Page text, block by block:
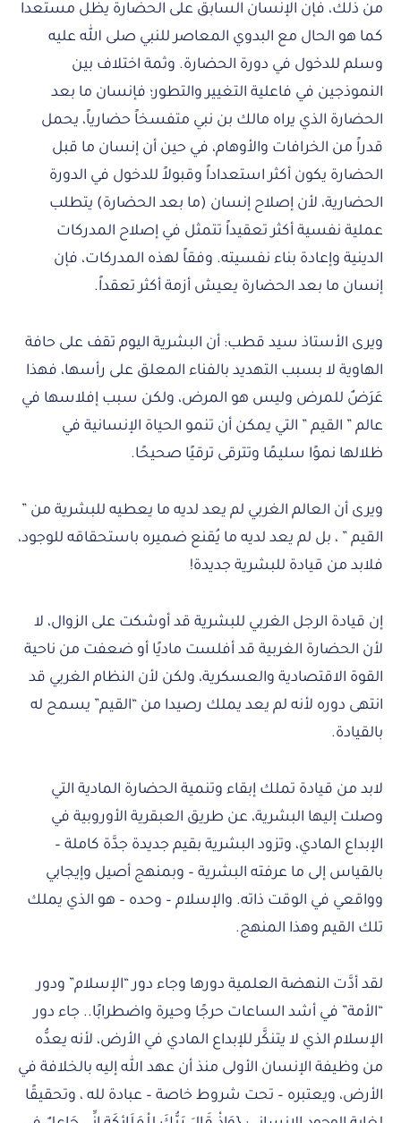
من ذلك، فإن الإنسان السابق على الحضارة يظل مستعدا
كما هو الحال مع البدوي المعاصر للنبي صلى الله عليه
وسلم للدخول في دورة الحضارة. وثمة اختلاف بين
النموذجين في فاعلية التغيير والتطور؛ فإنسان ما بعد
الحضارة الذي يراه مالك بن نبي متفسخاً حضارياً، يحمل
قدراً من الخرافات والأوهام، في حين أن إنسان ما قبل
الحضارة يكون أكثر استعداداً وقبولاً للدخول في الدورة
الحضارية، لأن إصلاح إنسان (ما بعد الحضارة) يتطلب
عملية نفسية أكثر تعقيداً تتمثل في إصلاح المدركات
الدينية وإعادة بناء نفسيته. وفقاً لهذه المدركات، فإن
إنسان ما بعد الحضارة يعيش أزمة أكثر تعقداً.
ويرى الأستاذ سيد قطب: أن البشرية اليوم تقف على حافة
الهاوية لا بسبب التهديد بالفناء المعلق على رأسها، فهذا
عَرَضٌ للمرض وليس هو المرض، ولكن سبب إفلاسها في
عالم ” القيم ” التي يمكن أن تنمو الحياة الإنسانية في
ظلالها نموًا سليمًا وتترقى ترقيًا صحيحًا.
ويرى أن العالم الغربي لم يعد لديه ما يعطيه للبشرية من ”
القيم ” ، بل لم يعد لديه ما يُقنع ضميره باستحقاقه للوجود،
فلابد من قيادة للبشرية جديدة!
إن قيادة الرجل الغربي للبشرية قد أوشكت على الزوال، لا
لأن الحضارة الغربية قد أفلست ماديًا أو ضعفت من ناحية
القوة الاقتصادية والعسكرية، ولكن لأن النظام الغربي قد
انتهى دوره لأنه لم يعد يملك رصيدا من “القيم” يسمح له
بالقيادة.
لابد من قيادة تملك إبقاء وتنمية الحضارة المادية التي
وصلت إليها البشرية، عن طريق العبقرية الأوروبية في
الإبداع المادي، وتزود البشرية بقيم جديدة جدَّة كاملة –
بالقياس إلى ما عرفته البشرية – وبمنهج أصيل وإيجابي
وواقعي في الوقت ذاته. والإسلام – وحده – هو الذي يملك
تلك القيم وهذا المنهج.
لقد أدَّت النهضة العلمية دورها وجاء دور “الإسلام” ودور
“الأمة” في أشد الساعات حرجًا وحيرة واضطرابًا.. جاء دور
الإسلام الذي لا يتنكَّر للإبداع المادي في الأرض، لأنه يعدُّه
من وظيفة الإنسان الأولى منذ أن عهد الله إليه بالخلافة في
الأرض، ويعتبره – تحت شروط خاصة – عبادة لله ، وتحقيقًا